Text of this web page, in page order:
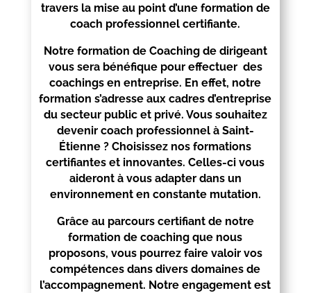
travers la mise au point d’une formation de
coach professionnel certifiante.
Notre formation de Coaching de dirigeant
vous sera bénéfique pour effectuer des
coachings en entreprise. En effet, notre
formation s’adresse aux cadres d’entreprise
du secteur public et privé. Vous souhaitez
devenir coach professionnel à Saint-
Étienne ? Choisissez nos formations
certifiantes et innovantes. Celles-ci vous
aideront à vous adapter dans un
environnement en constante mutation.
Grâce au parcours certifiant de notre
formation de coaching que nous
proposons, vous pourrez faire valoir vos
compétences dans divers domaines de
l’accompagnement. Notre engagement est